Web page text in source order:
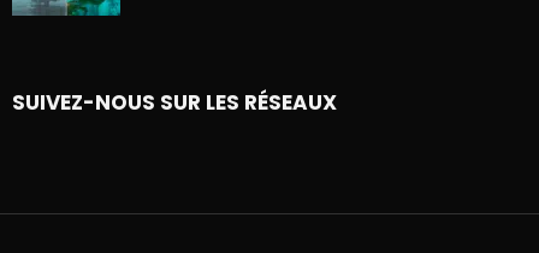
SUIVEZ-NOUS SUR LES RÉSEAUX